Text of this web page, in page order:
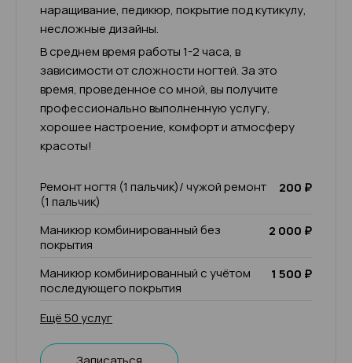
наращивание, педикюр, покрытие под кутикулу,
несложные дизайны.
В среднем время работы 1-2 часа, в
зависимости от сложности ногтей. За это
время, проведенное со мной, вы получите
профессионально выполненную услугу,
хорошее настроение, комфорт и атмосферу
красоты!
Ремонт ногтя (1 пальчик)/ чужой ремонт
(1 пальчик)
200 ₽
Маникюр комбинированный без
покрытия
2 000 ₽
Маникюр комбинированный с учётом
последующего покрытия
1 500 ₽
Ещё 50 услуг